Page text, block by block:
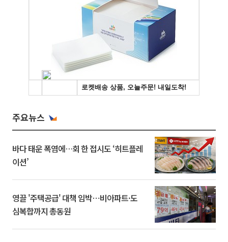
주요뉴스
바다 태운 폭염에…회 한 접시도 ‘히트플레
이션’
영끌 '주택공급' 대책 임박⋯비아파트·도
심복합까지 총동원